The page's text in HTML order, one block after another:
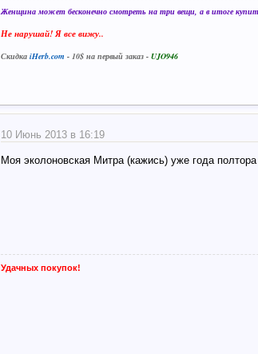
Женщина может бесконечно смотреть на три вещи, а в итоге
Не нарушай! Я все вижу..
СкидкаiHerb.com - 10$ на первый заказ -UJO946
10 Июнь 2013 в 16:19
Моя эколоновская Митра (кажись) уже года
Удачных покупок!